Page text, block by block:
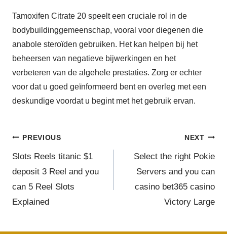
Tamoxifen Citrate 20 speelt een cruciale rol in de
bodybuildinggemeenschap, vooral voor diegenen die
anabole steroïden gebruiken. Het kan helpen bij het
beheersen van negatieve bijwerkingen en het
verbeteren van de algehele prestaties. Zorg er echter
voor dat u goed geïnformeerd bent en overleg met een
deskundige voordat u begint met het gebruik ervan.
PREVIOUS
Slots Reels titanic $1
deposit 3 Reel and you
can 5 Reel Slots
Explained
NEXT
Select the right Pokie
Servers and you can
casino bet365 casino
Victory Large